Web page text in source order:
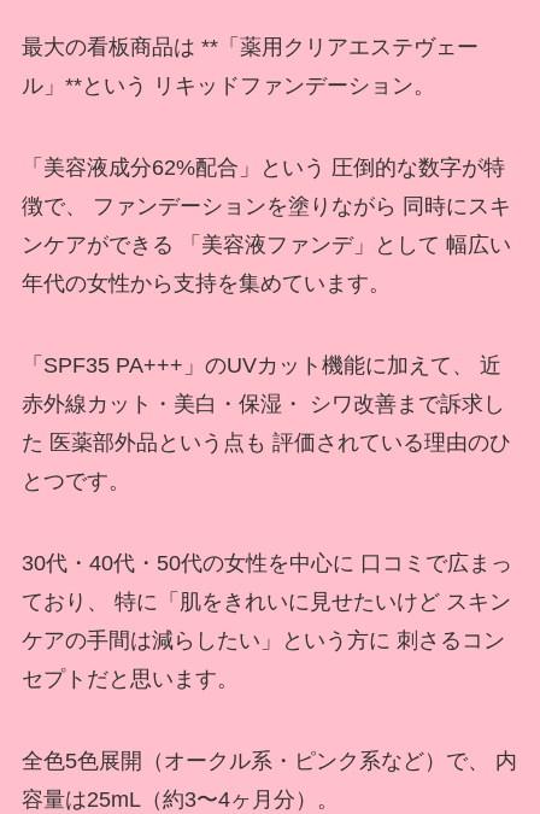
最大の看板商品は **「薬用クリアエステヴェー
ル」**という リキッドファンデーション。
「美容液成分62%配合」という 圧倒的な数字が特
徴で、 ファンデーションを塗りながら 同時にスキ
ンケアができる 「美容液ファンデ」として 幅広い
年代の女性から支持を集めています。
「SPF35 PA+++」のUVカット機能に加えて、 近
赤外線カット・美白・保湿・ シワ改善まで訴求し
た 医薬部外品という点も 評価されている理由のひ
とつです。
30代・40代・50代の女性を中心に 口コミで広まっ
ており、 特に「肌をきれいに見せたいけど スキン
ケアの手間は減らしたい」という方に 刺さるコン
セプトだと思います。
全色5色展開（オークル系・ピンク系など）で、 内
容量は25mL（約3〜4ヶ月分）。